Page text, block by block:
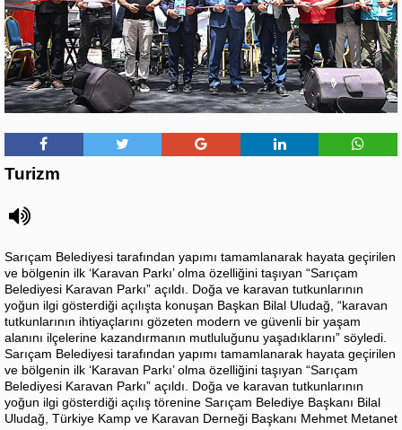
Turizm
Sarıçam Belediyesi tarafından yapımı tamamlanarak hayata geçirilen
ve bölgenin ilk ‘Karavan Parkı’ olma özelliğini taşıyan “Sarıçam
Belediyesi Karavan Parkı” açıldı. Doğa ve karavan tutkunlarının
yoğun ilgi gösterdiği açılışta konuşan Başkan Bilal Uludağ, “karavan
tutkunlarının ihtiyaçlarını gözeten modern ve güvenli bir yaşam
alanını ilçelerine kazandırmanın mutluluğunu yaşadıklarını” söyledi.
Sarıçam Belediyesi tarafından yapımı tamamlanarak hayata geçirilen
ve bölgenin ilk ‘Karavan Parkı’ olma özelliğini taşıyan “Sarıçam
Belediyesi Karavan Parkı” açıldı. Doğa ve karavan tutkunlarının
yoğun ilgi gösterdiği açılış törenine Sarıçam Belediye Başkanı Bilal
Uludağ, Türkiye Kamp ve Karavan Derneği Başkanı Mehmet Metanet